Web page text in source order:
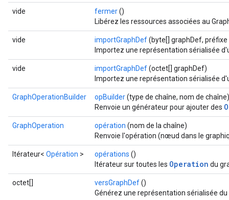
vide fermer()
Libérez les ressources associées au
vide importGraphDef(byte[] graphDef, préfixe
Importez une représentation sérialisée
vide importGraphDef(octet[] graphDef)
Importez une représentation sérialisée
GraphOperationBuilder opBuilder(type de chaîne, nom de chaîne)
Renvoie un générateur pour ajouter des
GraphOperation opération (nom de la chaîne)
Renvoie l'opération (nœud dans le
Itérateur< Opération > opérations ()
Itérateur sur toutes les Operation du
octet[] versGraphDef()
Générez une représentation sérialisée